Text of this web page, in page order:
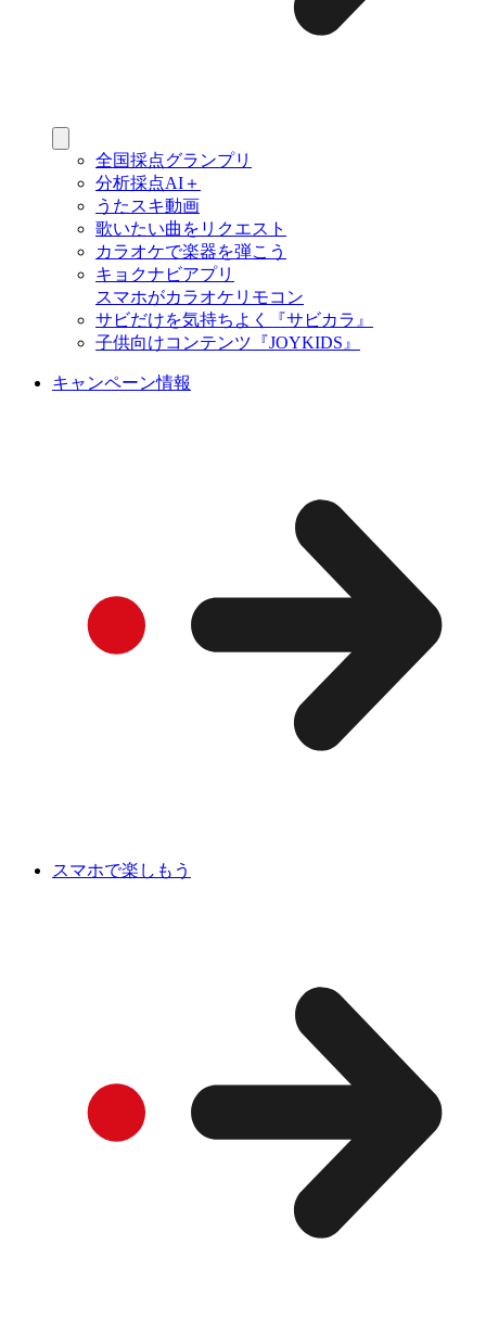
全国採点グランプリ
分析採点AI＋
うたスキ動画
歌いたい曲をリクエスト
カラオケで楽器を弾こう
キョクナビアプリ
スマホがカラオケリモコン
サビだけを気持ちよく『サビカラ』
子供向けコンテンツ『JOYKIDS』
キャンペーン情報
スマホで楽しもう